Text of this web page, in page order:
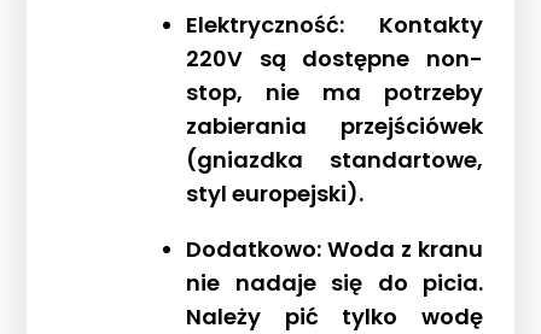
Elektryczność: Kontakty
220V są dostępne non-
stop, nie ma potrzeby
zabierania przejściówek
(gniazdka standartowe,
styl europejski).
Dodatkowo: Woda z kranu
nie nadaje się do picia.
Należy pić tylko wodę